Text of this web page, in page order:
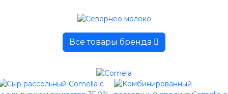
Все товары бренда